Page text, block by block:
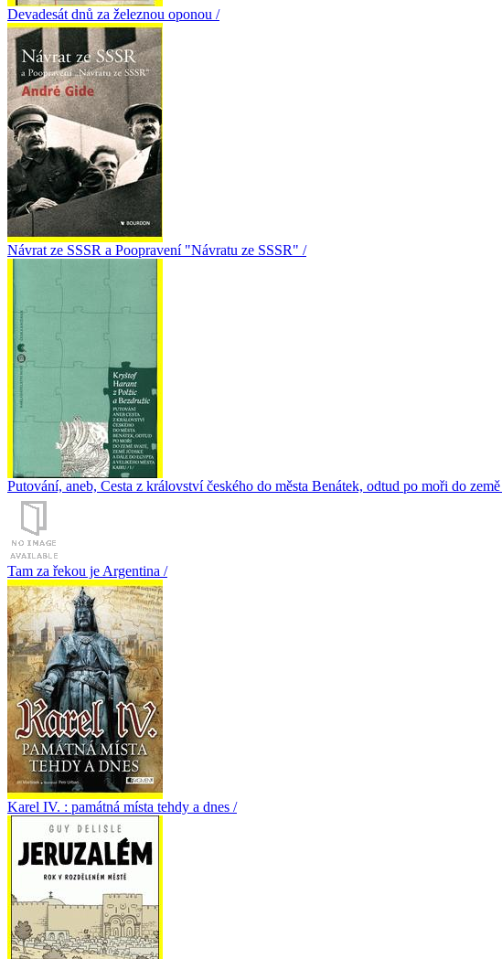
Devadesát dnů za železnou oponou /
Návrat ze SSSR a Poopravení "Návratu ze SSSR" /
Putování, aneb, Cesta z království českého do města Benátek, odtud po moři do
Tam za řekou je Argentina /
Karel IV. : památná místa tehdy a dnes /